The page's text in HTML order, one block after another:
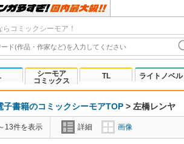
コミックシーモア！
シーモア
コミックス
TL ライトノベル
子書籍のコミックシーモアTOP > 左橋レンヤ
13件を表示 詳細 画像